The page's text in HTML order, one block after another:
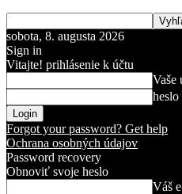
sobota, 8. augusta 2026
Sign in
Vitajte! prihlásenie k účtu
Vaše
heslo
Forgot your password? Get help
Ochrana osobných údajov
Password recovery
Obnoviť svoje heslo
Váš